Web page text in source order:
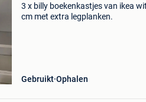
3 x billy boekenkastjes van ikea
cm met extra legplanken.
Gebruikt Ophalen